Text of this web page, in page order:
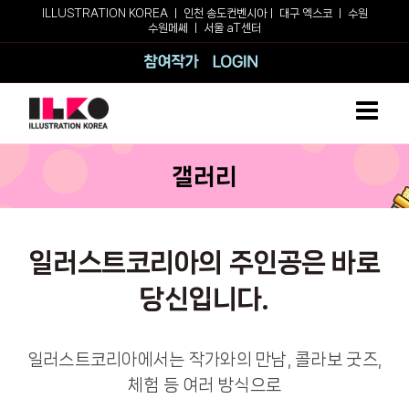
ILLUSTRATION KOREA ㅣ 인천 송도컨벤시아ㅣ 대구 엑스코
수원
수원메쎄
서울 aT센터
참여작가
갤러리
일러스트코리아의 주인공은 바로
당신입니다.
일러스트코리아에서는 작가와의 만남, 콜라보 굿즈,
체험 등 여러 방식으로